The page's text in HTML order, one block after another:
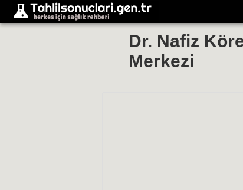
Dr. Nafiz
Merkezi